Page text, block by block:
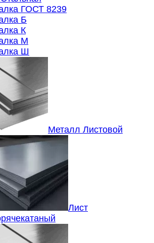
ГОСТ 8239
Б
К
М
Ш
Металл Листовой
Лист